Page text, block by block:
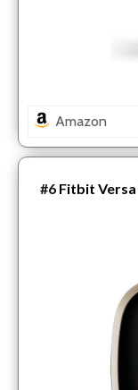
Amazon
#6 Fitbit Versa